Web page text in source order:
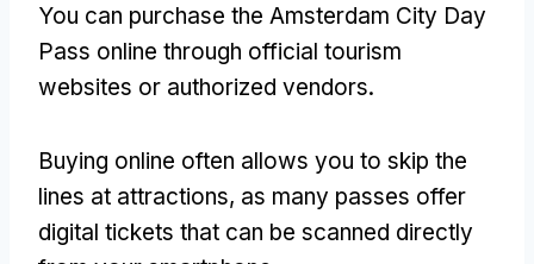
You can purchase the Amsterdam City Day
Pass online through official tourism
websites or authorized vendors.
Buying online often allows you to skip the
lines at attractions, as many passes offer
digital tickets that can be scanned directly